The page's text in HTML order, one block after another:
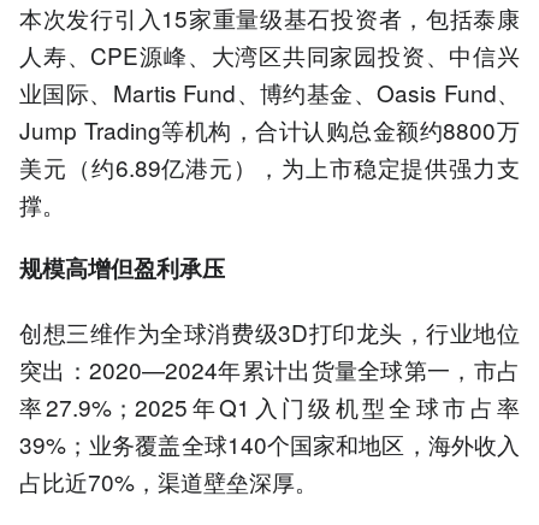
本次发行引入15家重量级基石投资者，包括泰康
人寿、CPE源峰、大湾区共同家园投资、中信兴
业国际、Martis Fund、博约基金、Oasis Fund、
Jump Trading等机构，合计认购总金额约8800万
美元（约6.89亿港元），为上市稳定提供强力支
撑。
规模高增但盈利承压
创想三维作为全球消费级3D打印龙头，行业地位
突出：2020—2024年累计出货量全球第一，市占
率27.9%；2025年Q1入门级机型全球市占率
39%；业务覆盖全球140个国家和地区，海外收入
占比近70%，渠道壁垒深厚。